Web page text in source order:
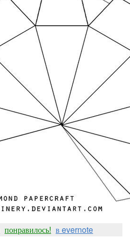
понравилось! в evernote